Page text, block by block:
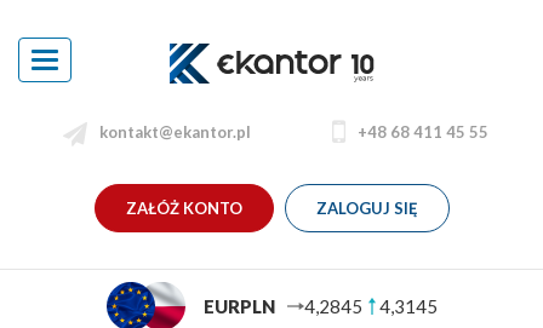
Toggle
navigation
kontakt@ekantor.pl +48 68 411 45 55
ZAŁÓŻ KONTO ZALOGUJ SIĘ
EURPLN 4,2845 4,3145